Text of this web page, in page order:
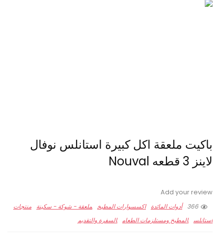
باكيت ملعقة اكل كبيرة استانلس نوفال
لاينز 3 قطعه Nouval
Add your review
366
أدوات المائدة اكسسوارات المطبخ ملعقة - شوكة - سكينة
منتجات
استانلس المطبخ ومستلزمات الطعام السفرة والتقديم